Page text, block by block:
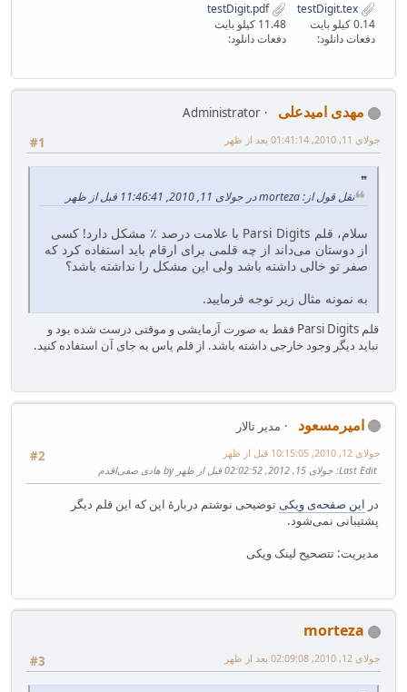
0.14 کیلو بایت
دفعات دانلود:
testDigit.pdf
11.48 کیلو بایت
دفعات دانلود:
مهدی امیدعلی
Administrator
#1
جولای 11, 2010, 01:41:14 بعد از ظهر
نقل قول از: morteza در جولای 11, 2010, 11:46:41 قبل از ظهر
سلام، قلم Parsi Digits با علامت درصد ٪ مشکل دارد! کسی
از دوستان می‌داند از چه قلمی برای ارقام باید استفاده کرد که
صفر تو خالی داشته باشد ولی این مشکل را نداشته باشد؟
به نمونه مثال زیر توجه فرمایید.
قلم Parsi Digits فقط به صورت آزمایشی و موقتی درست شده بود و
نباید دیگر وجود خارجی داشته باشد. از قلم یاس به جای آن استفاده کنید.
امیرمسعود
مدیر تالار
#2
جولای 12, 2010, 10:15:05 قبل از ظهر
Last Edit: جولای 15, 2012, 02:02:52 قبل از ظهر by هادی صفی‌اقدم
در این صفحه‌ی ویکیتوضیحی نوشتم دربارهٔ این که این قلم دیگر
پشتیبانی نمی‌شود.
مدیریت: تتصحیح لینک ویکی
morteza
#3 جولای 12, 2010, 02:09:08 بعد از ظهر